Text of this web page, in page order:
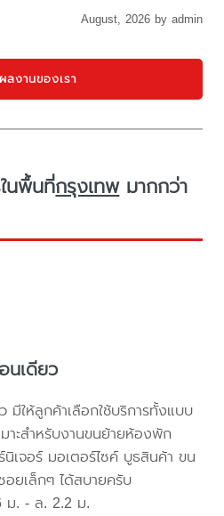
August, 2026 by admin
งานของเรา
นพื้นที่กรุงเทพมากกว่า
นเดียว
มีให้ลูกค้าเลือกใช้บริการทั้งแบบ
าะสำหรับงานขนย้ายห้องพัก
เจอร์ มอเตอร์ไซค์ บูธสินค้า ขน
ยเล็กๆ ได้สบายครับ
ม. - ล. 2.2 ม.